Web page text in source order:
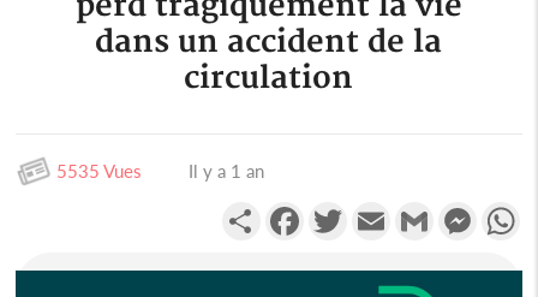
dans un accident de la
circulation
5535 Vues Il y a 1 an
PartagerFacebookTwitterEmail Gmail